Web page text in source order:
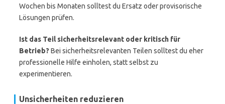
Wochen bis Monaten solltest du Ersatz oder provisorische
Lösungen prüfen.
Ist das Teil sicherheitsrelevant oder kritisch für
Betrieb? Bei sicherheitsrelevanten Teilen solltest du eher
professionelle Hilfe einholen, statt selbst zu
experimentieren.
Unsicherheiten reduzieren